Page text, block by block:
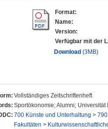
Format:
Name:
Version:
Verfügbar mit der
Download (3MB)
Vollständiges Zeitschriftenheft
Sportökonomie; Alumni; Universität
700 Künste und Unterhaltung >
Fakultäten >